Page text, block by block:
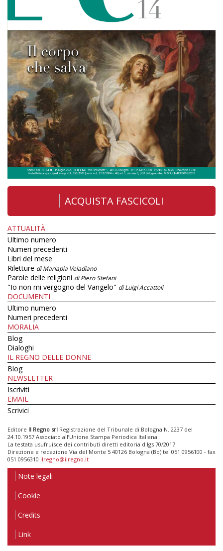
ACQUISTA FASCICOLI
ATTUALITÀ
Ultimo numero
Numeri precedenti
Libri del mese
Riletture di Mariapia Veladiano
Parole delle religioni di Piero Stefani
"Io non mi vergogno del Vangelo" di Luigi Accattoli
DOCUMENTI
Ultimo numero
Numeri precedenti
MORALIA
Blog
Dialoghi
IL REGNO DELLE DONNE
Blog
NEWSLETTER
Iscriviti
EMAIL
Scrivici
Editore Il Regno srl Registrazione del Tribunale di Bologna N. 2237 del
24.10.1957 Associato all’Unione Stampa Periodica Italiana
La testata usufruisce dei contributi diretti editoria d.lgs 70/2017
Direzione e redazione Via del Monte 5 40126 Bologna (Bo) tel 051 0956100 - fax
051 0956310 ilregno@ilregno.it
Note legali
Cookie
Credits
Link